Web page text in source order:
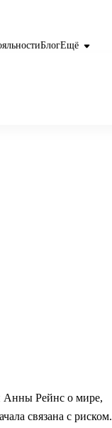
БлогЕщё
Анны Рейнс о мире,
связана с риском.